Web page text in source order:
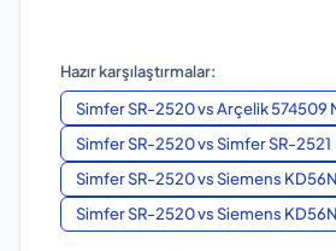
Hazır karşılaştırmalar:
Simfer SR-2520vsArçelik 574509
Simfer SR-2520vsSimfer SR-2521
Simfer SR-2520vsSiemens
Simfer SR-2520vsSiemens